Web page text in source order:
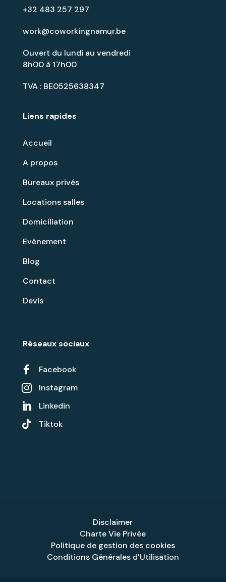
Réseaux sociaux
 Facebook
 Instagram

Linkedin

Tiktok
Liens rapides
Accueil
A propos
Bureaux privés
Locations salles
Domiciliation
Evénement
Blog
Contact
Devis
+32 483 257 297
work@coworkingnamur.be
Ouvert du lundi au vendredi
8h00 à 17h00
TVA : BE0525638347
Disclaimer
Charte Vie Privée
Politique de gestion des cookies
Conditions Générales d’Utilisation